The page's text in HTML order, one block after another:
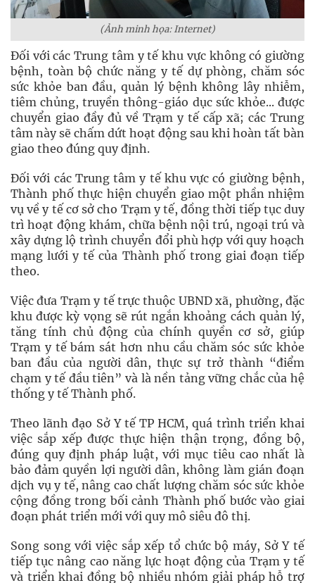
(Ảnh minh họa: Internet)
Đối với các Trung tâm y tế khu vực không có giường
bệnh, toàn bộ chức năng y tế dự phòng, chăm sóc
sức khỏe ban đầu, quản lý bệnh không lây nhiễm,
tiêm chủng, truyền thông-giáo dục sức khỏe... được
chuyển giao đầy đủ về Trạm y tế cấp xã; các Trung
tâm này sẽ chấm dứt hoạt động sau khi hoàn tất bàn
giao theo đúng quy định.
Đối với các Trung tâm y tế khu vực có giường bệnh,
Thành phố thực hiện chuyển giao một phần nhiệm
vụ về y tế cơ sở cho Trạm y tế, đồng thời tiếp tục duy
trì hoạt động khám, chữa bệnh nội trú, ngoại trú và
xây dựng lộ trình chuyển đổi phù hợp với quy hoạch
mạng lưới y tế của Thành phố trong giai đoạn tiếp
theo.
Việc đưa Trạm y tế trực thuộc UBND xã, phường, đặc
khu được kỳ vọng sẽ rút ngắn khoảng cách quản lý,
tăng tính chủ động của chính quyền cơ sở, giúp
Trạm y tế bám sát hơn nhu cầu chăm sóc sức khỏe
ban đầu của người dân, thực sự trở thành “điểm
chạm y tế đầu tiên” và là nền tảng vững chắc của hệ
thống y tế Thành phố.
Theo lãnh đạo Sở Y tế TP HCM, quá trình triển khai
việc sắp xếp được thực hiện thận trọng, đồng bộ,
đúng quy định pháp luật, với mục tiêu cao nhất là
bảo đảm quyền lợi người dân, không làm gián đoạn
dịch vụ y tế, nâng cao chất lượng chăm sóc sức khỏe
cộng đồng trong bối cảnh Thành phố bước vào giai
đoạn phát triển mới với quy mô siêu đô thị.
Song song với việc sắp xếp tổ chức bộ máy, Sở Y tế
tiếp tục nâng cao năng lực hoạt động của Trạm y tế
và triển khai đồng bộ nhiều nhóm giải pháp hỗ trợ